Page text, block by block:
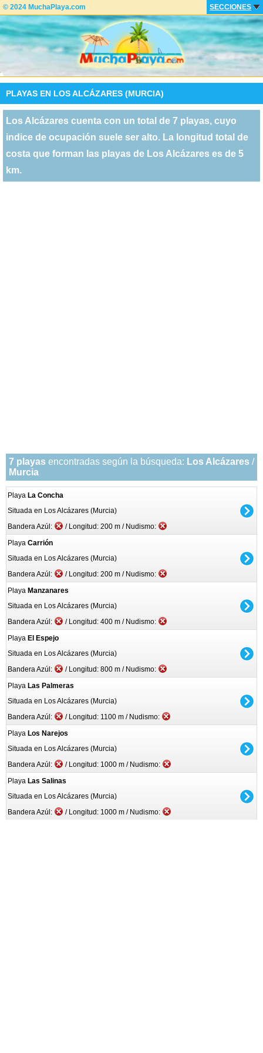
© 2024 MuchaPlaya.com SECCIONES
PLAYAS EN LOS ALCÁZARES (MURCIA)
Los Alcázares cuenta con un total de 7 playas, cuyo
indice de ocupación suele ser alto. La longitud total de
costa que forman las playas de Los Alcázares es de 5
km.
7 playas encontradas según la búsqueda: Los Alcázares /
Murcia
Playa La Concha
Situada en Los Alcázares (Murcia)
Bandera Azúl:
/ Longitud: 200 m / Nudismo:
Playa Carrión
Situada en Los Alcázares (Murcia)
Bandera Azúl:
/ Longitud: 200 m / Nudismo:
Playa Manzanares
Situada en Los Alcázares (Murcia)
Bandera Azúl:
/ Longitud: 400 m / Nudismo:
Playa El Espejo
Situada en Los Alcázares (Murcia)
Bandera Azúl:
/ Longitud: 800 m / Nudismo:
Playa Las Palmeras
Situada en Los Alcázares (Murcia)
Bandera Azúl:
/ Longitud: 1100 m / Nudismo:
Playa Los Narejos
Situada en Los Alcázares (Murcia)
Bandera Azúl:
/ Longitud: 1000 m / Nudismo:
Playa Las Salinas
Situada en Los Alcázares (Murcia)
Bandera Azúl:
/ Longitud: 1000 m / Nudismo: